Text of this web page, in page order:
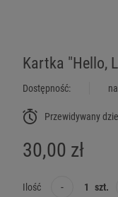
Kartka "Hello,
Dostępność:
Przewidywany
30,00 zł
Ilość - szt.